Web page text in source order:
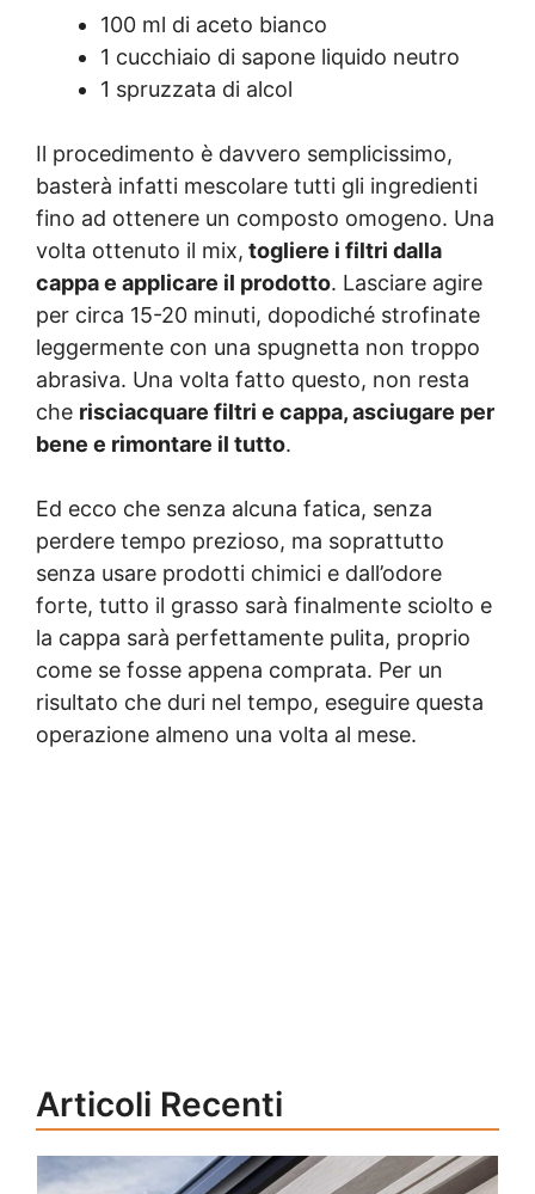
100 ml di aceto bianco
1 cucchiaio di sapone liquido neutro
1 spruzzata di alcol
Il procedimento è davvero semplicissimo,
basterà infatti mescolare tutti gli ingredienti
fino ad ottenere un composto omogeno. Una
volta ottenuto il mix, togliere i filtri dalla
cappa e applicare il prodotto. Lasciare agire
per circa 15-20 minuti, dopodiché strofinate
leggermente con una spugnetta non troppo
abrasiva. Una volta fatto questo, non resta
che risciacquare filtri e cappa, asciugare per
bene e rimontare il tutto.
Ed ecco che senza alcuna fatica, senza
perdere tempo prezioso, ma soprattutto
senza usare prodotti chimici e dall’odore
forte, tutto il grasso sarà finalmente sciolto e
la cappa sarà perfettamente pulita, proprio
come se fosse appena comprata. Per un
risultato che duri nel tempo, eseguire questa
operazione almeno una volta al mese.
Articoli Recenti